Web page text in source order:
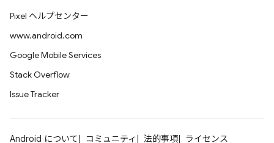
Pixel ヘルプセンター
www.android.com
Google Mobile Services
Stack Overflow
Issue Tracker
Android について コミュニティ 法的事項 ライセンス